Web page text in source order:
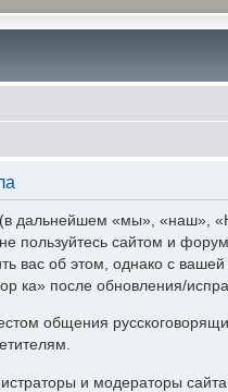
дальнейшем «мы», «наш»,
пользуйтесь сайтом и
вас об этом, однако с
ка» после обновления/
общения
и модераторы